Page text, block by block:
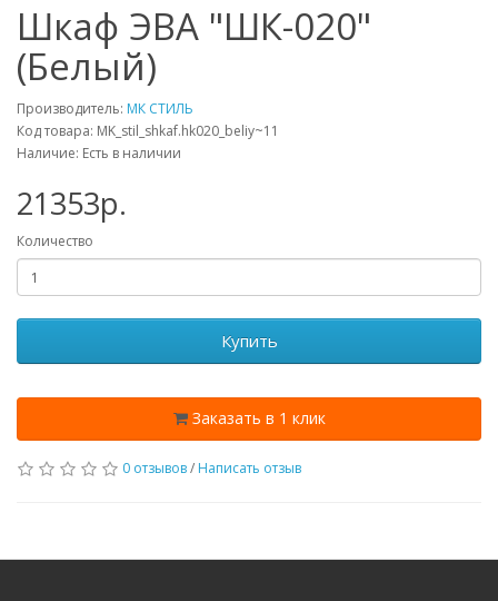
Шкаф ЭВА "ШК-020"
(Белый)
Производитель: МК СТИЛЬ
Код товара: MK_stil_shkaf.hk020_beliy~11
Наличие: Есть в наличии
21353p.
Количество
Купить
Заказать в 1 клик
0 отзывов/ Написать отзыв